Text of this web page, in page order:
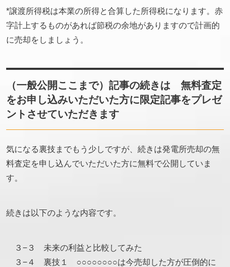
*譲渡所得税は本業の所得と合算した所得税になります。赤
字計上するものがあれば節税の余地がありますので計画的
に売却をしましょう。
（一般公開ここまで）記事の続きは 無料査定
をお申し込みいただいた方に限定記事をプレゼ
ントさせていただきます
気になる裏技までもう少しですが、続きは発電所売却の無
料査定を申し込んでいただいた方に無料で公開していま
す。
続きは以下のような内容です。
３−３ 未来の利益と比較してみた
３−４ 裏技１ ○○○○○○○○は今売却した方が圧倒的に